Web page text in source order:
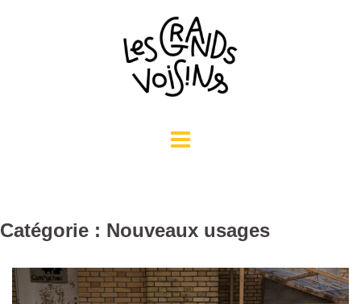
Catégorie : Nouveaux usages